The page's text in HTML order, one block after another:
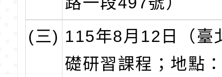
(三) 115年8月12日（臺
礎研習課程；地點